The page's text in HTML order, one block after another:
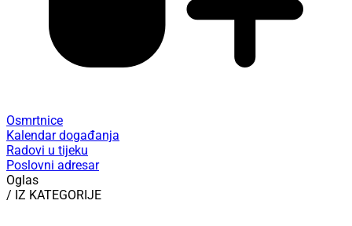
Osmrtnice
Kalendar događanja
Radovi u tijeku
Poslovni adresar
Oglas
/ IZ KATEGORIJE